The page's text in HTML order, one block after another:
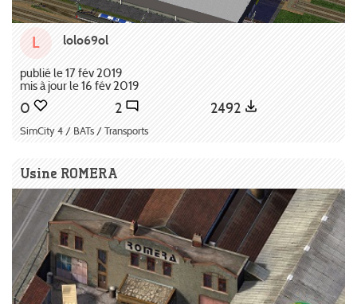
L lolo69ol
publié le 17 fév 2019
mis à jour le 16 fév 2019
0 2 2492
SimCity 4 / BATs / Transports
Usine ROMERA